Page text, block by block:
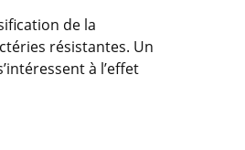
de la
résistantes. Un
à l’effet